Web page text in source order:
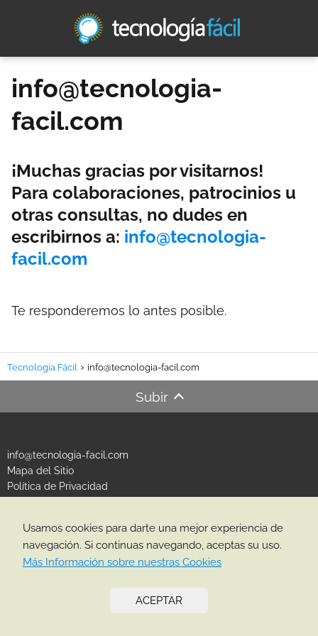
info@tecnologia-
facil.com
¡Muchas gracias por visitarnos!
Para colaboraciones, patrocinios u
otras consultas, no dudes en
escribirnos a: info@tecnologia-
facil.com
Te responderemos lo antes posible.
Tecnología Fácil info@tecnologia-facil.com
Subir
info@tecnologia-facil.com
Mapa del Sitio
Política de Privacidad
CATEGORÍAS
Usamos cookies para darte una mejor experiencia de
navegación. Si continuas navegando, aceptas su uso.
Más Información sobre nuestras Cookies
ACEPTAR